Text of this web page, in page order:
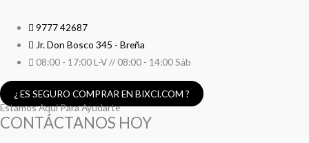
9777 42687
Jr. Don Bosco 345 - Breña
08:00 - 17:00 L-V // 08:00 - 14:00 Sáb
¿ ES SEGURO COMPRAR EN BIXCI.COM ?
Estamos Aquí Para Ayudarte
CONTÁCTANOS HOY